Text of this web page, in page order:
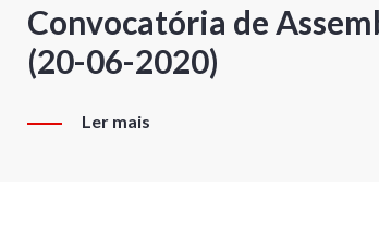
Convocatória de
(20-06-2020)
Ler mais